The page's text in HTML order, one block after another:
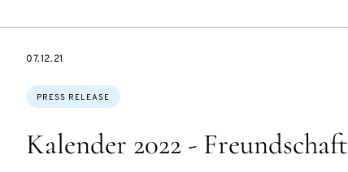
Kalender 2022 - Freundschaft
Topics:
PRESS RELEASE
DATE
07.12.21